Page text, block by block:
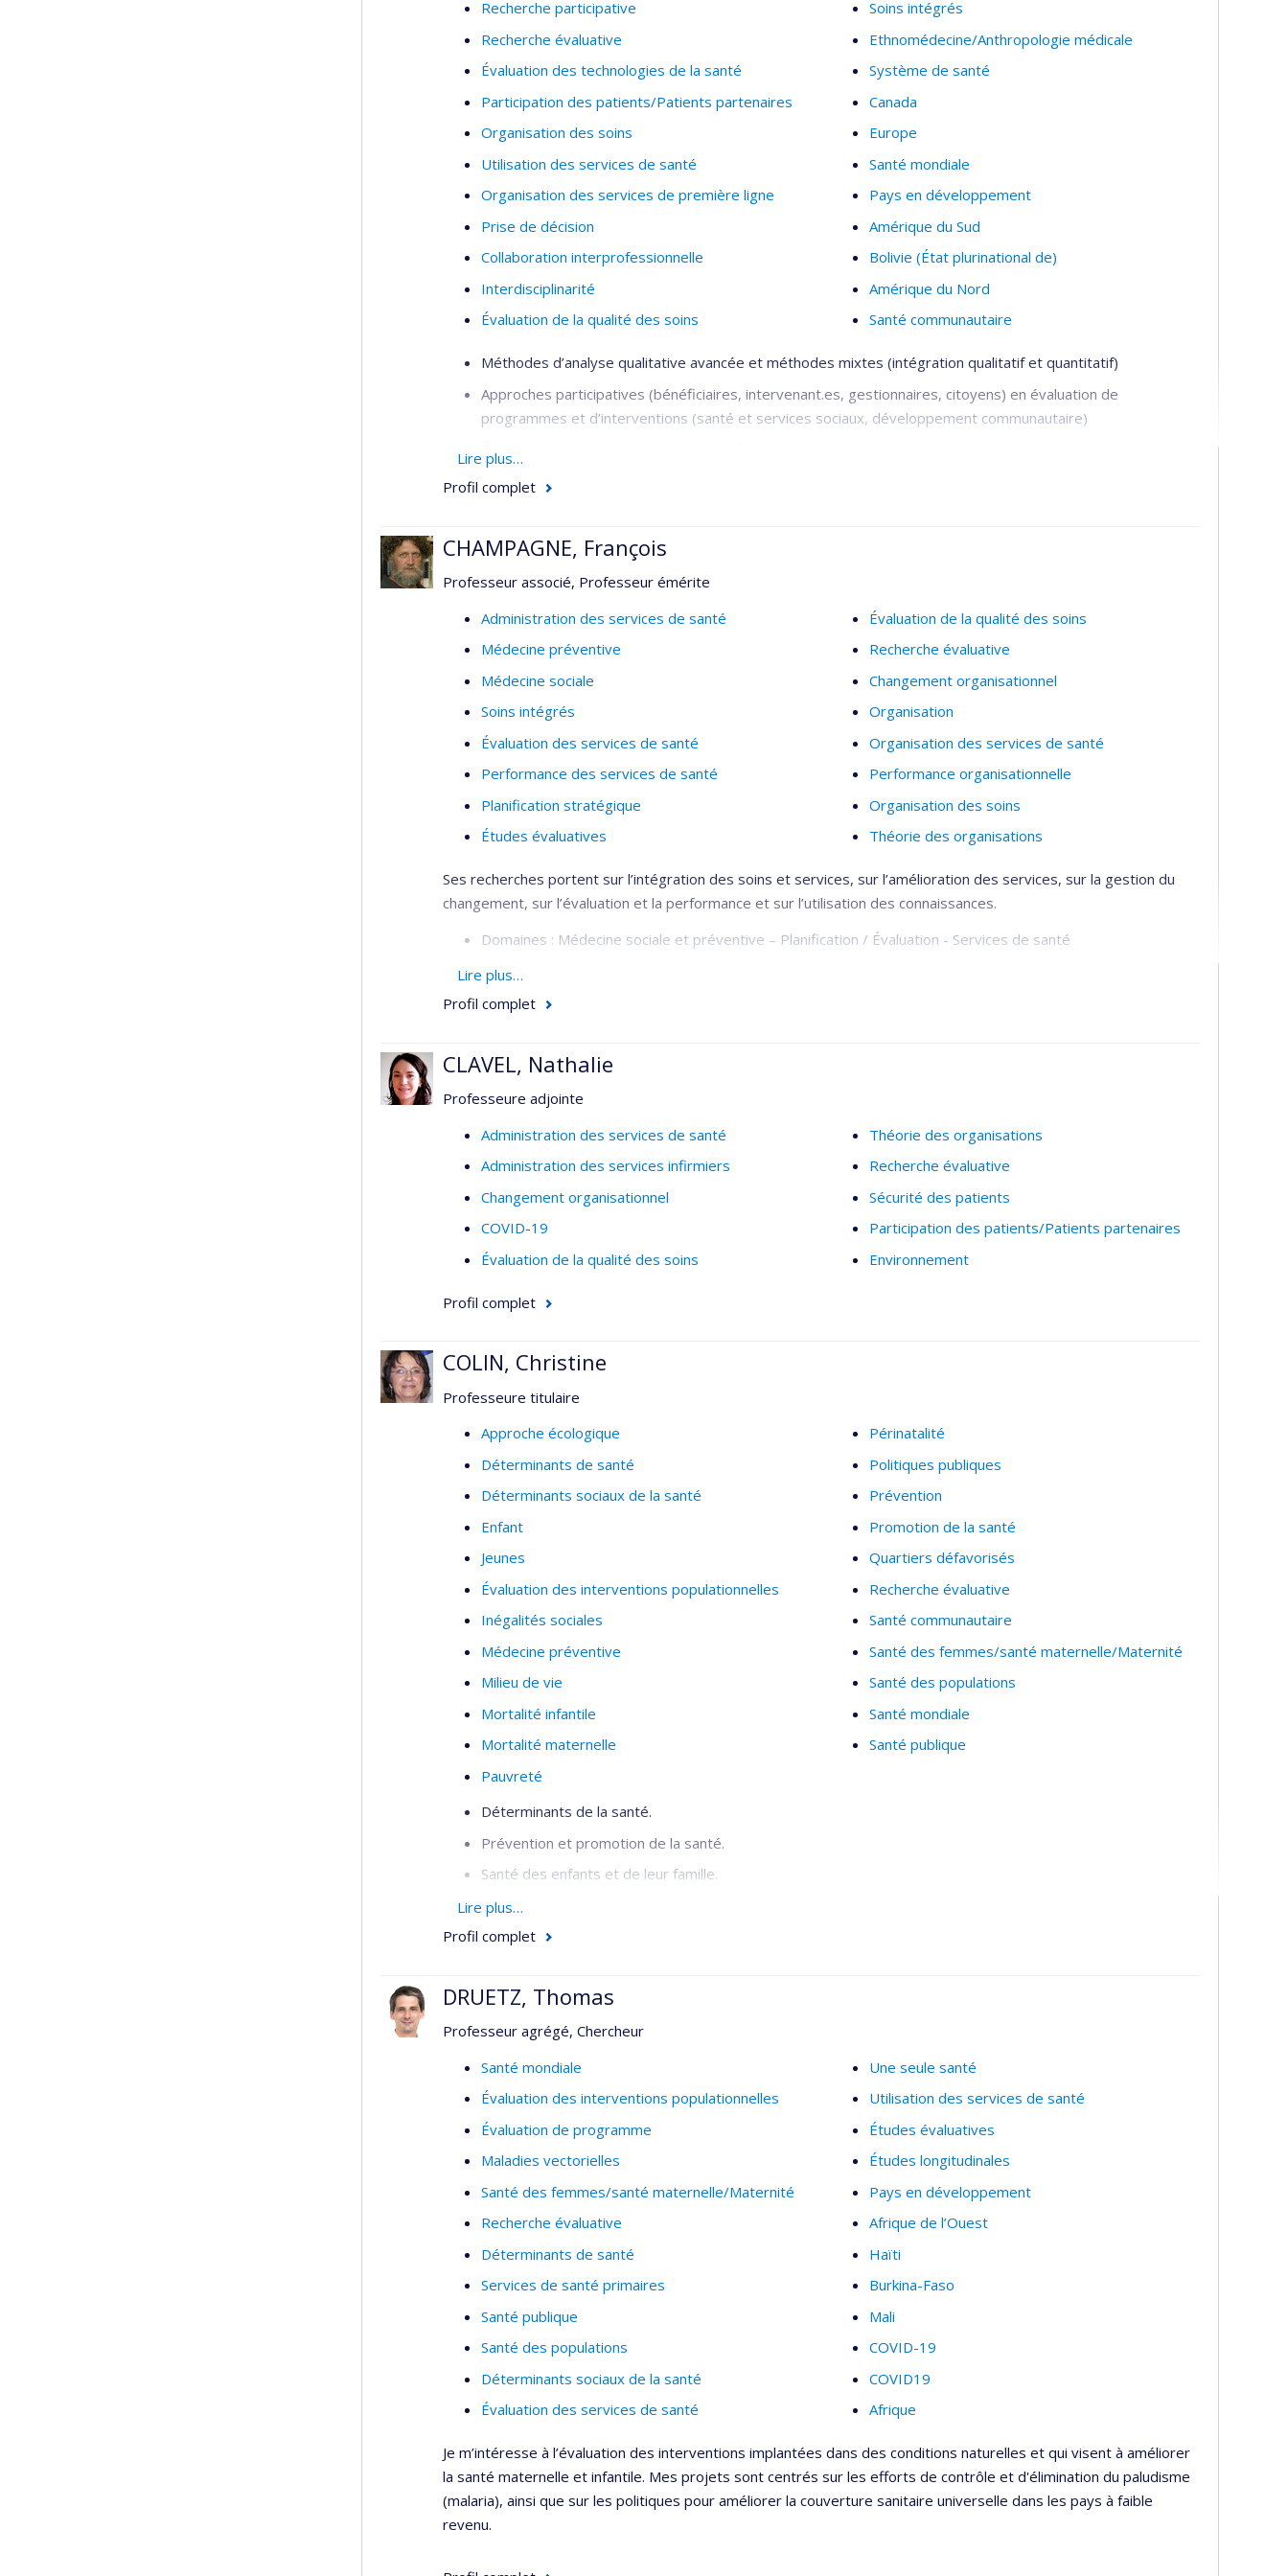
Recherche participative
Recherche évaluative
Évaluation des technologies de la santé
Participation des patients/Patients partenaires
Organisation des soins
Utilisation des services de santé
Organisation des services de première ligne
Prise de décision
Collaboration interprofessionnelle
Interdisciplinarité
Évaluation de la qualité des soins
Soins intégrés
Ethnomédecine/Anthropologie médicale
Système de santé
Canada
Europe
Santé mondiale
Pays en développement
Amérique du Sud
Bolivie (État plurinational de)
Amérique du Nord
Santé communautaire
Méthodes d’analyse qualitative avancée et méthodes mixtes (intégration qualitatif et quantitatif)
Approches participatives (bénéficiaires, intervenant.es, gestionnaires, citoyens) en évaluation de
programmes et d’interventions (santé et services sociaux, développement communautaire)
Étude de besoins de santé et de bien-être de personnes marginalisées, situations d’itinérances
Analyse de politiques publiques; gouvernance ancrée dans des données probantes
Réalités autochtones urbaines
Lire plus…
Profil complet
CHAMPAGNE, François
Professeur associé, Professeur émérite
Administration des services de santé
Médecine préventive
Médecine sociale
Soins intégrés
Évaluation des services de santé
Performance des services de santé
Planification stratégique
Études évaluatives
Évaluation de la qualité des soins
Recherche évaluative
Changement organisationnel
Organisation
Organisation des services de santé
Performance organisationnelle
Organisation des soins
Théorie des organisations
Ses recherches portent sur l’intégration des soins et services, sur l’amélioration des services, sur la gestion du
changement, sur l’évaluation et la performance et sur l’utilisation des connaissances.
Domaines : Médecine sociale et préventive – Planification / Évaluation - Services de santé
Méthodologies : Évaluative – Organisationnelle
Lire plus…
Profil complet
CLAVEL, Nathalie
Professeure adjointe
Administration des services de santé
Administration des services infirmiers
Changement organisationnel
COVID-19
Évaluation de la qualité des soins
Théorie des organisations
Recherche évaluative
Sécurité des patients
Participation des patients/Patients partenaires
Environnement
Profil complet
COLIN, Christine
Professeure titulaire
Approche écologique
Déterminants de santé
Déterminants sociaux de la santé
Enfant
Jeunes
Évaluation des interventions populationnelles
Inégalités sociales
Médecine préventive
Milieu de vie
Mortalité infantile
Mortalité maternelle
Pauvreté
Périnatalité
Politiques publiques
Prévention
Promotion de la santé
Quartiers défavorisés
Recherche évaluative
Santé communautaire
Santé des femmes/santé maternelle/Maternité
Santé des populations
Santé mondiale
Santé publique
Déterminants de la santé.
Prévention et promotion de la santé.
Santé des enfants et de leur famille.
Inégalités sociales de santé.
Organisation de la santé publique.
Lire plus…
Profil complet
DRUETZ, Thomas
Professeur agrégé, Chercheur
Santé mondiale
Évaluation des interventions populationnelles
Évaluation de programme
Maladies vectorielles
Santé des femmes/santé maternelle/Maternité
Recherche évaluative
Déterminants de santé
Services de santé primaires
Santé publique
Santé des populations
Déterminants sociaux de la santé
Évaluation des services de santé
Une seule santé
Utilisation des services de santé
Études évaluatives
Études longitudinales
Pays en développement
Afrique de l’Ouest
Haïti
Burkina-Faso
Mali
COVID-19
COVID19
Afrique
Je m’intéresse à l’évaluation des interventions implantées dans des conditions naturelles et qui visent à améliorer
la santé maternelle et infantile. Mes projets sont centrés sur les efforts de contrôle et d'élimination du paludisme
(malaria), ainsi que sur les politiques pour améliorer la couverture sanitaire universelle dans les pays à faible
revenu.